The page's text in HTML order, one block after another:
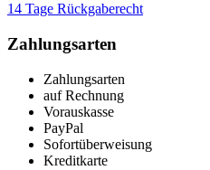
14 Tage Rückgaberecht
Zahlungsarten
Zahlungsarten
auf Rechnung
Vorauskasse
PayPal
Sofortüberweisung
Kreditkarte